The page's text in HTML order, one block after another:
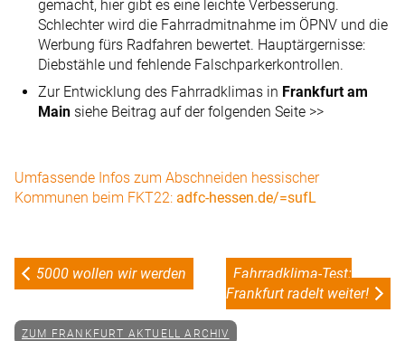
gemacht, hier gibt es eine leichte Verbesserung.
Schlechter wird die Fahrradmitnahme im ÖPNV und die
Werbung fürs Radfahren bewertet. Hauptärgernisse:
Diebstähle und fehlende Falschparkerkontrollen.
Zur Entwicklung des Fahrradklimas in Frankfurt am
Mainsiehe Beitrag auf der folgenden Seite >>
Umfassende Infos zum Abschneiden hessischer
Kommunen beim FKT22: adfc-hessen.de/=sufL
5000 wollen wir werden
Fahrradklima-Test:
Frankfurt radelt weiter!
ZUM FRANKFURT AKTUELL ARCHIV